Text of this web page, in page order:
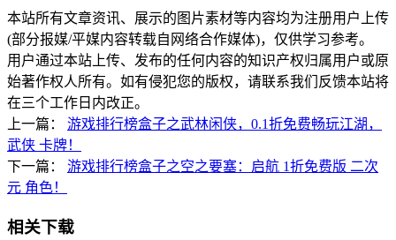
本站所有文章资讯、展示的图片素材等内容均为注册用户上传
(部分报媒/平媒内容转载自网络合作媒体)，仅供学习参考。
用户通过本站上传、发布的任何内容的知识产权归属用户或原
始著作权人所有。如有侵犯您的版权，请联系我们反馈本站将
在三个工作日内改正。
上一篇：
游戏排行榜盒子之武林闲侠，0.1折免费畅玩江湖，
武侠 卡牌！
下一篇：
游戏排行榜盒子之空之要塞：启航 1折免费版 二次
元 角色！
相关下载